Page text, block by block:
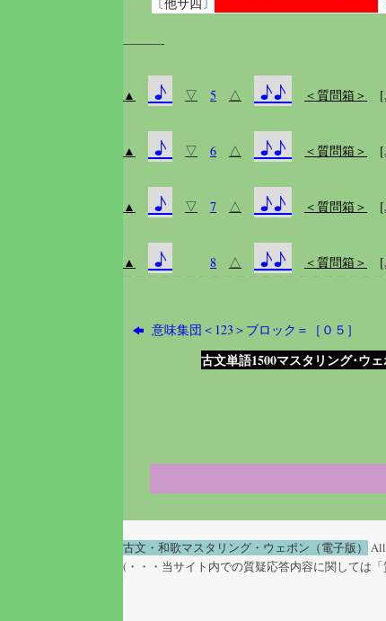
〔他サ四〕
———-
▲ ♪ ▽ 5 △ ♪♪ ＜質問箱＞
▲ ♪ ▽ 6 △ ♪♪ ＜質問箱＞
▲ ♪ ▽ 7 △ ♪♪ ＜質問箱＞
▲ ♪ 8 △ ♪♪ ＜質問箱＞
意味集団＜123＞ブロック＝［０５］
古文単語1500マスタリング･ウ
古文・和歌マスタリング・ウェポン（電子版）
All
(・・・当サイト内での質疑応答内容に関しては